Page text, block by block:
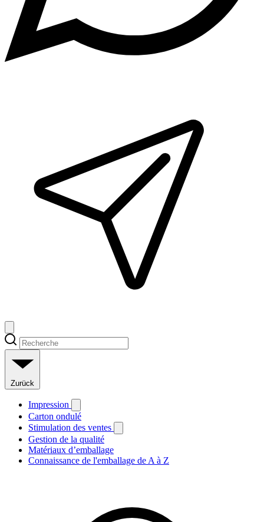
Zurück
Impression
Carton ondulé
Stimulation des ventes
Gestion de la qualité
Matériaux d’emballage
Connaissance de l'emballage de A à Z